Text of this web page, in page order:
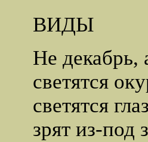
ВИДЫ
Не декабрь,
светятся
светятся
зрят из-под